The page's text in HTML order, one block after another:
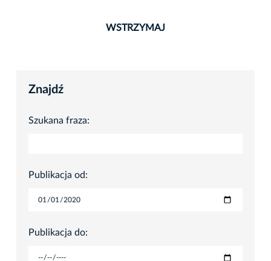
WSTRZYMAJ
Znajdź
Szukana fraza:
Publikacja od:
Publikacja do: